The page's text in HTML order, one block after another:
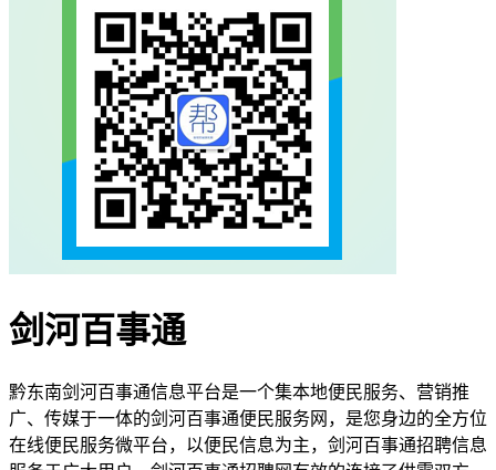
剑河百事通
黔东南剑河百事通信息平台是一个集本地便民服务、营销推
广、传媒于一体的剑河百事通便民服务网，是您身边的全方位
在线便民服务微平台，以便民信息为主，剑河百事通招聘信息